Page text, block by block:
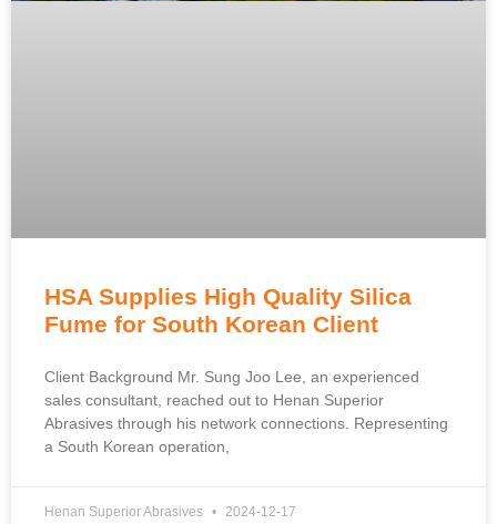
HSA Supplies High Quality Silica
Fume for South Korean Client
Client Background Mr. Sung Joo Lee an experienced
sales consultant reached out to Henan Superior
Abrasives through his network connections Representing
a South Korean operation
Henan Superior Abrasives 2024-12-17